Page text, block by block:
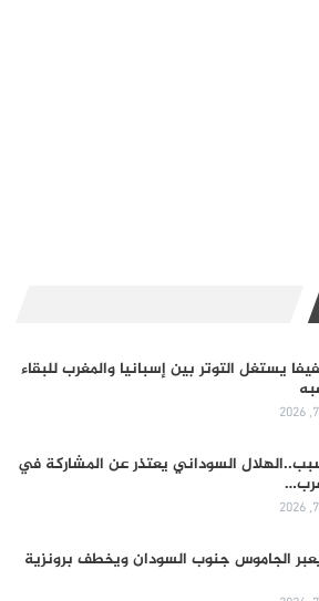
يستغل التوتر بين إسبانيا والمغرب للبقاء
السوداني يعتذر عن المشاركة في
الجاموس جنوب السودان ويخطف برونزية